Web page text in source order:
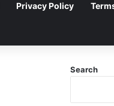
Privacy Policy
Search